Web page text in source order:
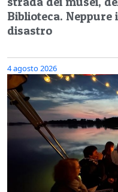
Biblioteca.
disastro
4 agosto 2026